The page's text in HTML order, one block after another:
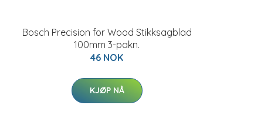
Bosch Precision for Wood Stikksagblad
100mm 3-pakn.
46 NOK
KJØP NÅ